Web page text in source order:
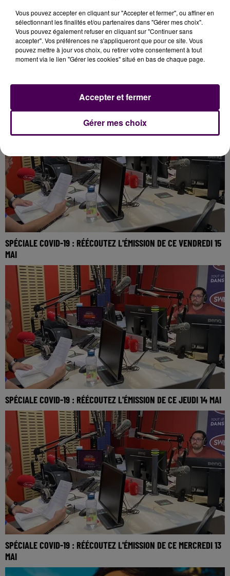
[REPLAY] VIANNEY RENTRE "DANS LA TORTURE HEUREUSE" !
SPÉCIALE COVID-19 : RÉÉCOUTEZ L'ÉMISSION DE CE VENDREDI 15
MAI
SPÉCIALE COVID-19 : RÉÉCOUTEZ L'ÉMISSION DE CE JEUDI 14 MAI
SPÉCIALE COVID-19 : RÉÉCOUTEZ L'ÉMISSION DE CE MERCREDI 13
MAI
Vous pouvez accepter en cliquant sur "Accepter et fermer", ou affiner en
sélectionnant les finalités et/ou partenaires dans "Gérer mes choix".
Vous pouvez également refuser en cliquant sur "Continuer sans
accepter". Vos préférences ne s'appliqueront que pour ce site. Vous
pouvez mettre à jour vos choix, ou retirer votre consentement à tout
moment via le lien "Gérer les cookies" situé en bas de chaque page.
Gérer mes choix
Accepter et fermer